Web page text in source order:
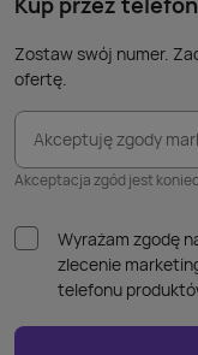
Zostaw swój numer.
ofertę.
Akceptuję zgody
Akceptacja zgód jest
Wyrażam zgodę
zlecenie
telefonu